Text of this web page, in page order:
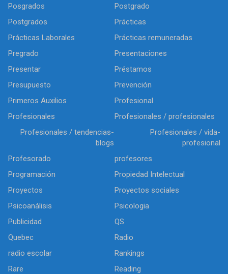
Posgrados
Postgrado
Postgrados
Prácticas
Prácticas Laborales
Prácticas remuneradas
Pregrado
Presentaciones
Presentar
Préstamos
Presupuesto
Prevención
Primeros Auxilios
Profesional
Profesionales
Profesionales / profesionales
Profesionales / tendencias-
blogs
Profesionales / vida-
profesional
Profesorado
profesores
Programación
Propiedad Intelectual
Proyectos
Proyectos sociales
Psicoanálisis
Psicologia
Publicidad
QS
Quebec
Radio
radio escolar
Rankings
Rare
Reading